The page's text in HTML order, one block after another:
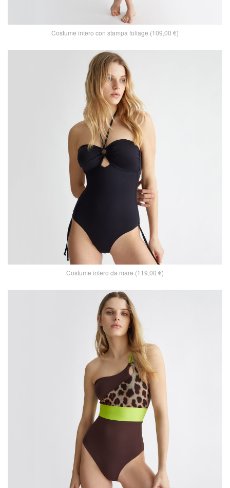
Costume intero con stampa foliage (109,00 €)
Costume intero da mare (119,00 €)